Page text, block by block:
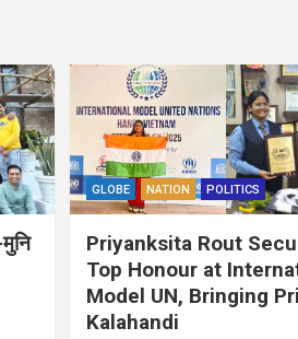
GLOBE NATION POLITICS
Priyanksita Rout
Top Honour at
Model UN, Bringing
Kalahandi